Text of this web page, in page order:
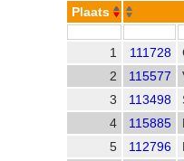
Plaats
1 111728
2
115577
3
113498
4
115885
5
112796